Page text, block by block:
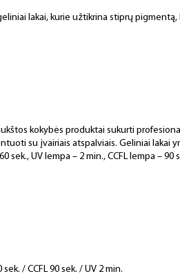
lakai, kurie užtikrina stiprų
kokybės produktai sukurti
su įvairiais atspalviais. Geliniai lakai
sek., UV lempa – 2 min., CCFL lempa – 90
/ CCFL 90 sek. / UV 2 min.